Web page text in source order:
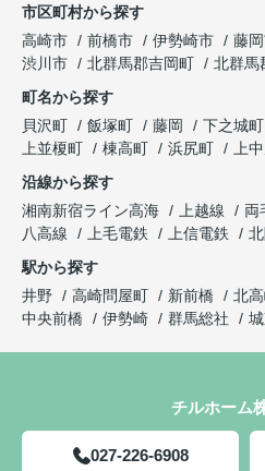
市区町村から探す
高崎市
前橋市 伊勢崎市 藤
渋川市
北群馬郡吉岡町 北群馬
町名から探す
貝沢町
飯塚町 藤岡 下之城町
上並榎町
棟高町 浜尻町
上
沿線から探す
湘南新宿ライン高海
上越線 両
八高線
上毛電鉄 上信電鉄
駅から探す
井野
高崎問屋町 新前橋 北
中央前橋
伊勢崎 群馬総社
チルホーム
027-226-6908